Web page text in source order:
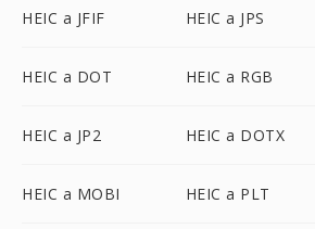
HEIC a JFIF HEIC a JPS
HEIC a DOT HEIC a RGB
HEIC a JP2 HEIC a DOTX
HEIC a MOBI HEIC a PLT